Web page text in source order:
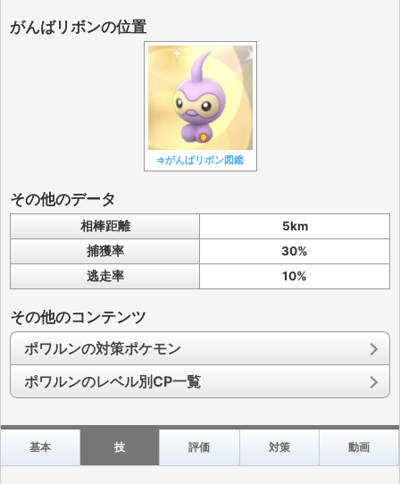
がんばリボンの位置
⇒がんばリボン図鑑
その他のデータ
相棒距離
5km
捕獲率
30%
逃走率
10%
その他のコンテンツ
ポワルンの対策ポケモン
ポワルンのレベル別CP一覧
基本 技 評価 対策 動画